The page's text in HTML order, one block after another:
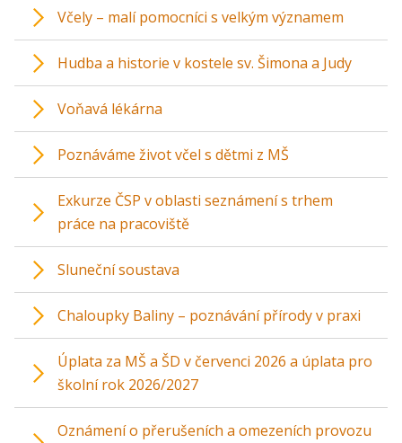
Včely – malí pomocníci s velkým významem
Hudba a historie v kostele sv. Šimona a Judy
Voňavá lékárna
Poznáváme život včel s dětmi z MŠ
Exkurze ČSP v oblasti seznámení s trhem
práce na pracoviště
Sluneční soustava
Chaloupky Baliny – poznávání přírody v praxi
Úplata za MŠ a ŠD v červenci 2026 a úplata pro
školní rok 2026/2027
Oznámení o přerušeních a omezeních provozu